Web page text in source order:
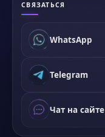
СВЯЗАТЬСЯ
WhatsApp
Telegram
Чат на сайте